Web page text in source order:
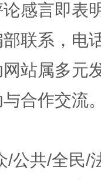
感言即表
联系，电
站属多元
合作交流
/公共/全民/